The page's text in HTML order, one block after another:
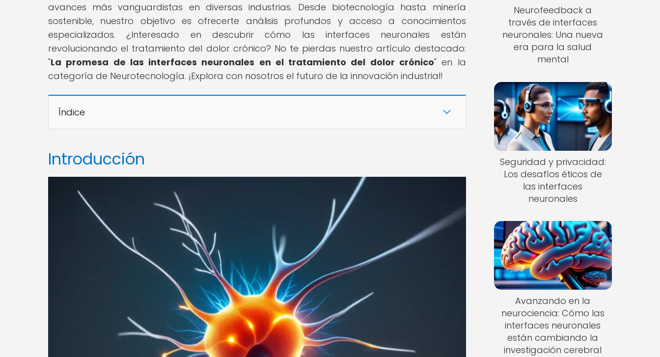
avances más vanguardistas en diversas industrias. Desde biotecnología hasta minería
sostenible, nuestro objetivo es ofrecerte análisis profundos y acceso a conocimientos
especializados. ¿Interesado en descubrir cómo las interfaces neuronales están
revolucionando el tratamiento del dolor crónico? No te pierdas nuestro artículo destacado:
"La promesa de las interfaces neuronales en el tratamiento del dolor crónico" en la
categoría de Neurotecnología. ¡Explora con nosotros el futuro de la innovación industrial!
Índice
Introducción
Neurofeedback a
través de interfaces
neuronales: Una nueva
era para la salud
mental
Seguridad y privacidad:
Los desafíos éticos de
las interfaces
neuronales
Avanzando en la
neurociencia: Cómo las
interfaces neuronales
están cambiando la
investigación cerebral